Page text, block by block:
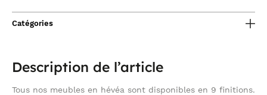
Catégories
Description de l’article
Tous nos meubles en hévéa sont disponibles en 9 finitions.